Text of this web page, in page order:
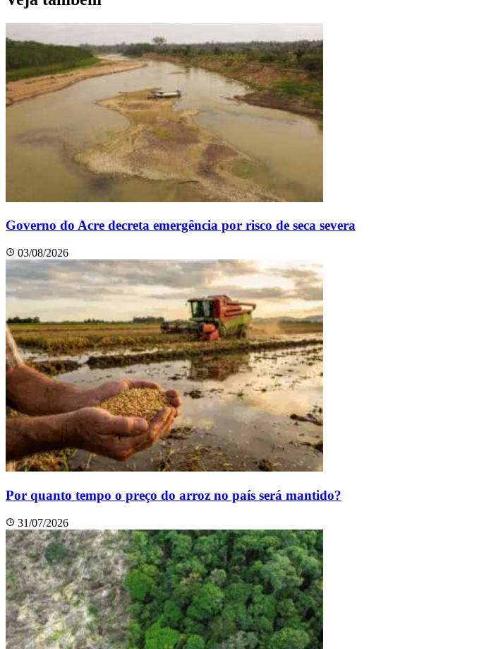
Governo do Acre decreta emergência por risco de seca severa
03/08/2026
Por quanto tempo o preço do arroz no país será mantido?
31/07/2026